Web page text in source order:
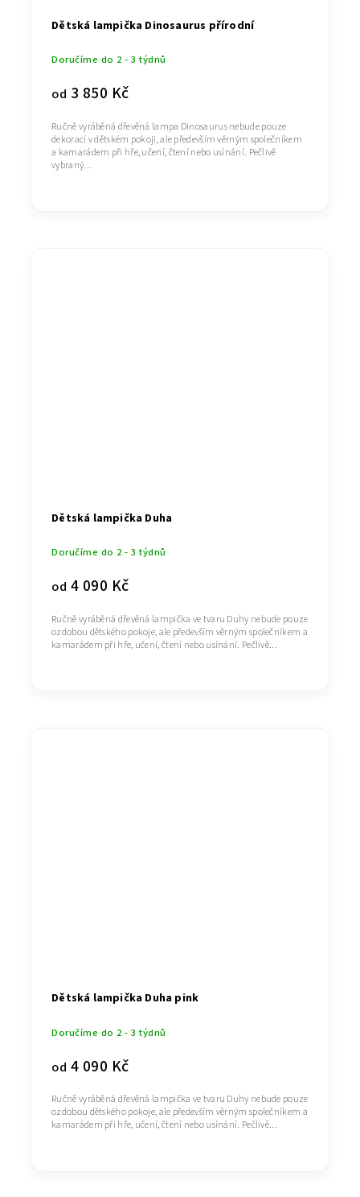
Dětská lampička Dinosaurus přírodní
Doručíme do 2 - 3 týdnů
od 3 850 Kč
Ručně vyráběná dřevěná lampa Dinosaurus nebude pouze
dekorací v dětském pokoji, ale především věrným společníkem
a kamarádem při hře, učení, čtení nebo usínání. Pečlivě
vybraný...
Dětská lampička Duha
Doručíme do 2 - 3 týdnů
od 4 090 Kč
Ručně vyráběná dřevěná lampička ve tvaru Duhy nebude pouze
ozdobou dětského pokoje, ale především věrným společníkem a
kamarádem při hře, učení, čtení nebo usínání. Pečlivě...
Dětská lampička Duha pink
Doručíme do 2 - 3 týdnů
od 4 090 Kč
Ručně vyráběná dřevěná lampička ve tvaru Duhy nebude pouze
ozdobou dětského pokoje, ale především věrným společníkem a
kamarádem při hře, učení, čtení nebo usínání. Pečlivě...